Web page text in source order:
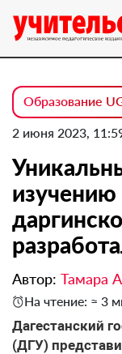
Образование
2 июня 2023,
изучению
Автор: Тамара
На чтение: ≈ 3
Дагестанский
(ДГУ)